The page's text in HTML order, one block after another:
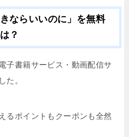
ならいいのに」を無料
？
子書籍サービス・動画配信サ
た。
るポイントもクーポンも全然